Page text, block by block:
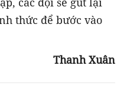
thức để bước vào
Thanh Xuân